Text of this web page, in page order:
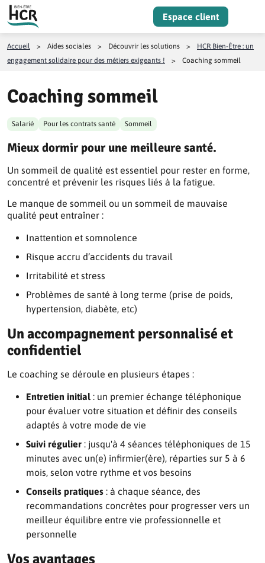
Aller au contenu
Espace client
Accueil > Aides sociales > Découvrir les solutions >
HCR Bien-Être : un
engagement solidaire pour des métiers exigeants !
> Coaching sommeil
Coaching sommeil
Salarié Pour les contrats santé Sommeil
Mieux dormir pour une meilleure santé.
Un sommeil de qualité est essentiel pour rester en forme,
concentré et prévenir les risques liés à la fatigue.
Le manque de sommeil ou un sommeil de mauvaise
qualité peut entraîner :
Inattention et somnolence
Risque accru d’accidents du travail
Irritabilité et stress
Problèmes de santé à long terme (prise de poids,
hypertension, diabète, etc)
Un accompagnement personnalisé et
confidentiel
Le coaching se déroule en plusieurs étapes :
Entretien initial : un premier échange téléphonique
pour évaluer votre situation et définir des conseils
adaptés à votre mode de vie
Suivi régulier : jusqu'à 4 séances téléphoniques de 15
minutes avec un(e) infirmier(ère), réparties sur 5 à 6
mois, selon votre rythme et vos besoins
Conseils pratiques : à chaque séance, des
recommandations concrètes pour progresser vers un
meilleur équilibre entre vie professionnelle et
personnelle
Vos avantages